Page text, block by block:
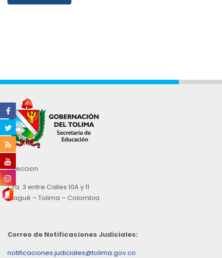
Direccion
Cra. 3 entre Calles 10A y 11
Ibagué – Tolima – Colombia
Correo de Notificaciones Judiciales:
notificaciones.judiciales@tolima.gov.co